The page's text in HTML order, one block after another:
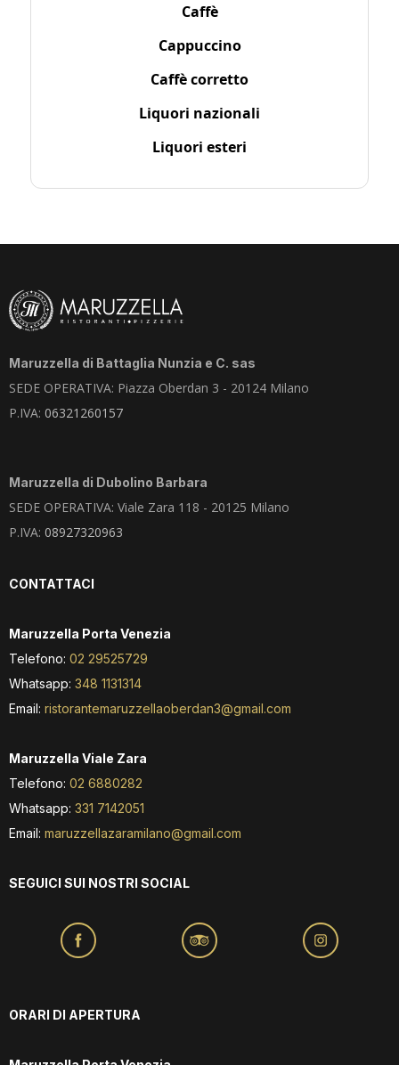
Caffè
Cappuccino
Caffè corretto
Liquori nazionali
Liquori esteri
Maruzzella di Battaglia Nunzia e C. sas
SEDE OPERATIVA: Piazza Oberdan 3 - 20124 Milano
P.IVA: 06321260157
Maruzzella di Dubolino Barbara
SEDE OPERATIVA: Viale Zara 118 - 20125 Milano
P.IVA: 08927320963
CONTATTACI
Maruzzella Porta Venezia
Telefono: 02 29525729
Whatsapp: 348 1131314
Email: ristorantemaruzzellaoberdan3@gmail.com
Maruzzella Viale Zara
Telefono: 02 6880282
Whatsapp: ‪331 7142051‬
Email: maruzzellazaramilano@gmail.com
SEGUICI SUI NOSTRI SOCIAL
ORARI DI APERTURA